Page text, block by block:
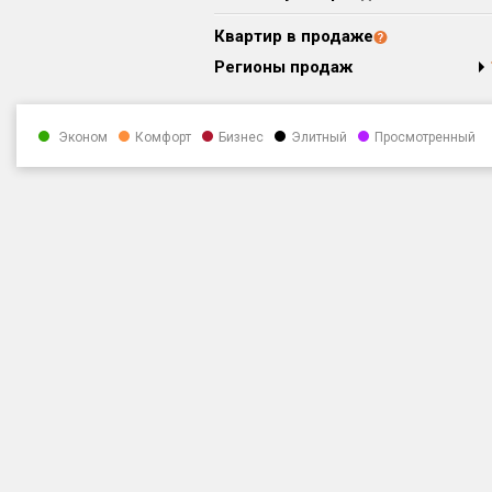
Квартир в продаже
Регионы продаж
Эконом Комфорт Бизнес Элитный Просмотренный